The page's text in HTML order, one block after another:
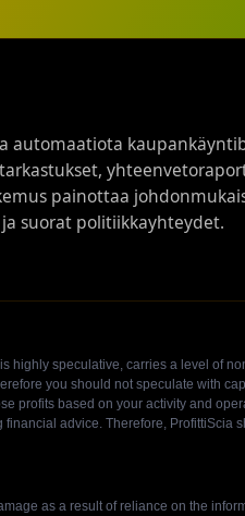
automaatiota
painottaa
suorat politiikkayhteydet.